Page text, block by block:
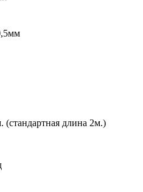
(стандартная длина 2м.)